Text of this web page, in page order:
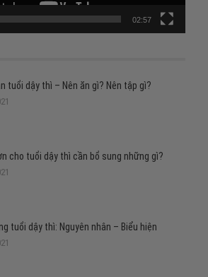
02:57
tuổi dậy thì – Nên ăn gì? Nên tập gì?
cho tuổi dậy thì cần bổ sung những gì?
tuổi dậy thì: Nguyên nhân – Biểu hiện